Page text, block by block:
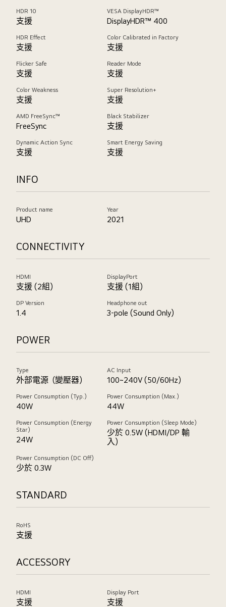
HDR 10
支援
VESA DisplayHDR™
DisplayHDR™ 400
HDR Effect
支援
Color Calibrated in Factory
支援
Flicker Safe
支援
Reader Mode
支援
Color Weakness
支援
Super Resolution+
支援
AMD FreeSync™
FreeSync
Black Stabilizer
支援
Dynamic Action Sync
支援
Smart Energy Saving
支援
INFO
Product name
UHD
Year
2021
CONNECTIVITY
HDMI
支援 (2組)
DisplayPort
支援 (1組)
DP Version
1.4
Headphone out
3-pole (Sound Only)
POWER
Type
外部電源（變壓器)
AC Input
100~240V (50/60Hz)
Power Consumption (Typ.)
40W
Power Consumption (Max.)
44W
Power Consumption (Energy
Star)
24W
Power Consumption (Sleep Mode)
少於 0.5W (HDMI/DP 輸
入)
Power Consumption (DC Off)
少於 0.3W
STANDARD
RoHS
支援
ACCESSORY
HDMI
支援
Display Port
支援